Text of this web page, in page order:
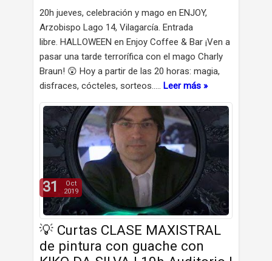
20h jueves, celebración y mago en ENJOY,
Arzobispo Lago 14, Vilagarcía. Entrada
libre. HALLOWEEN en Enjoy Coffee & Bar ¡Ven a
pasar una tarde terrorífica con el mago Charly
Braun! 😲 Hoy a partir de las 20 horas: magia,
disfraces, cócteles, sorteos..… Leer más »
💡 Curtas CLASE MAXISTRAL
de pintura con guache con
31
Oct
2019